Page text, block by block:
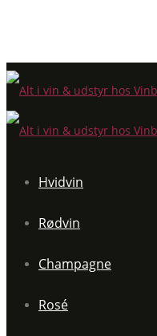
Hvidvin
Rødvin
Champagne
Rosé